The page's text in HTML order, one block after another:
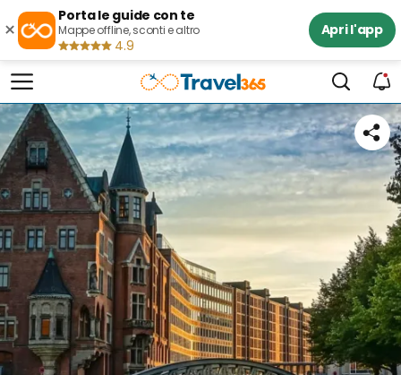
×
Porta le guide con te
Mappe offline, sconti e altro
4.9
Apri l'app